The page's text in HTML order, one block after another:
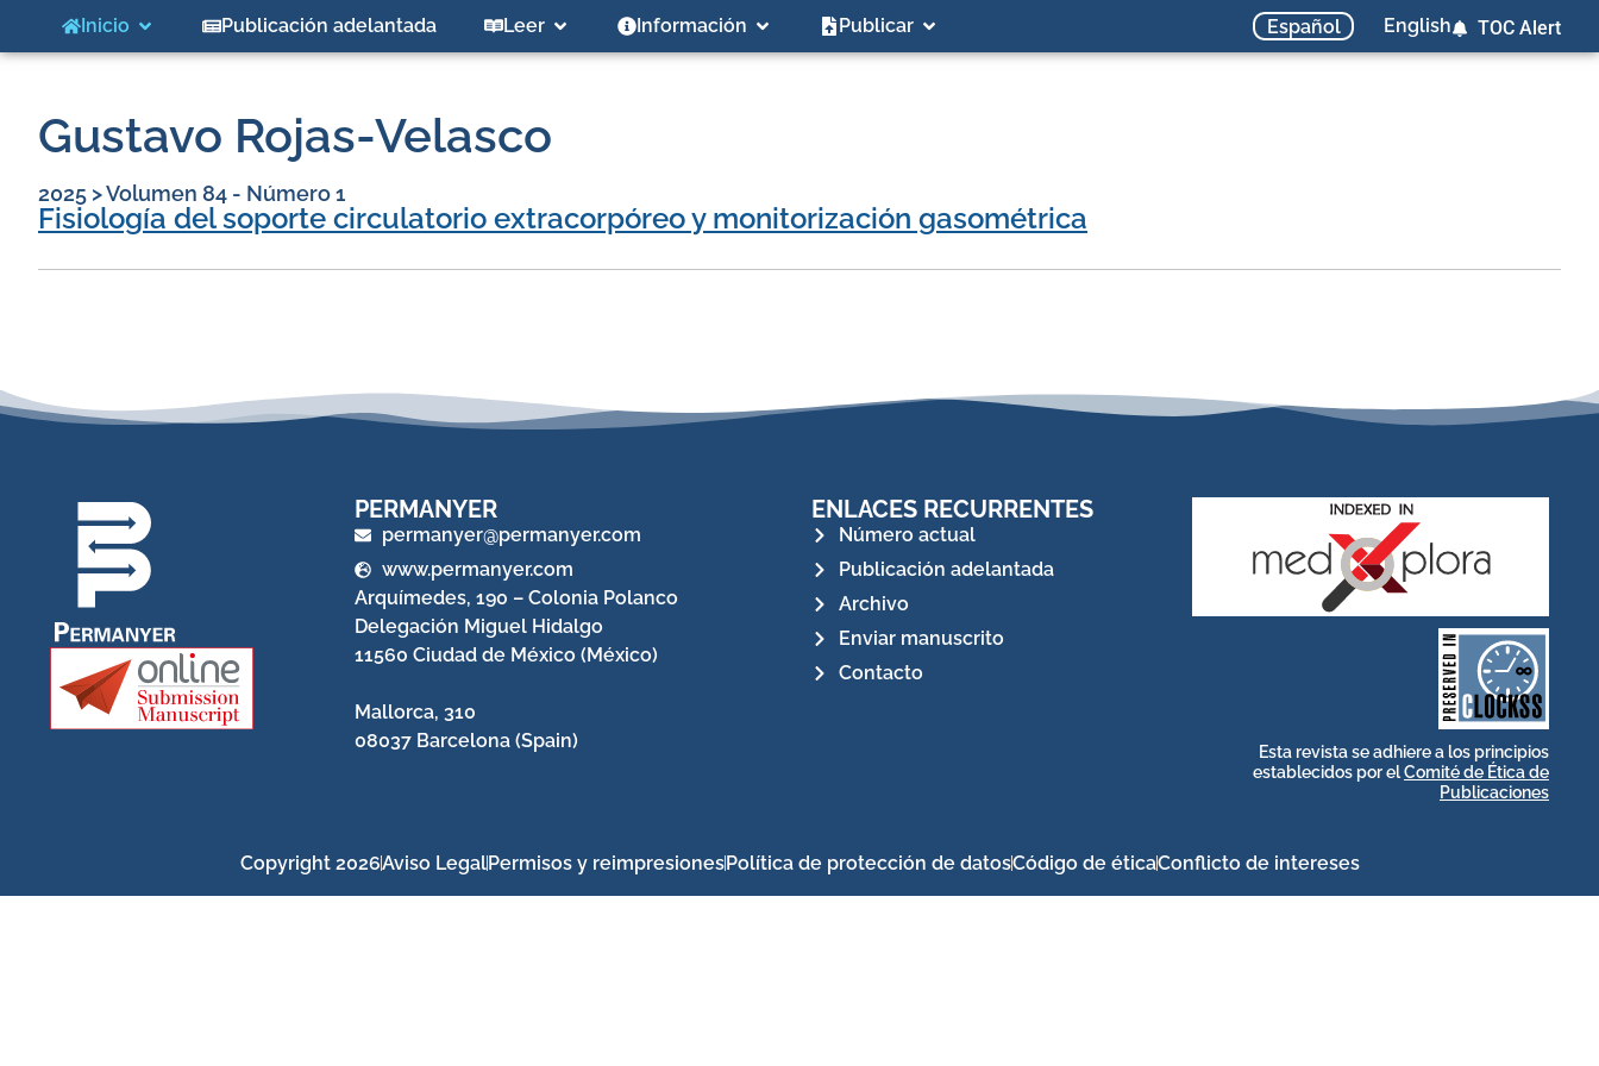
Inicio Publicación adelantada Leer Información Publicar Español English TOC Alert
Gustavo Rojas-Velasco
2025 >Volumen 84 - Número 1
Fisiología del soporte circulatorio extracorpóreo y monitorización gasométrica
PERMANYER
permanyer@permanyer.com
www.permanyer.com
Arquímedes, 190 – Colonia Polanco
Delegación Miguel Hidalgo
11560 Ciudad de México (México)
Mallorca, 310
08037 Barcelona (Spain)
ENLACES RECURRENTES
Número actual
Publicación adelantada
Archivo
Enviar manuscrito
Contacto
CLOCKSS is a dak
archive that ensures the
long-term survival of
web-based scholary
publications, governed
by and for its
stakeholders.
Esta revista se adhiere a los principios
establecidos por elComité de Ética de
Publicaciones
Copyright 2026Aviso LegalPermisos y reimpresionesPolítica de protección de datosCódigo de éticaConflicto de intereses